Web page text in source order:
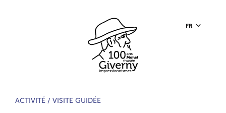
FR
Accueil du site
TYPE D’ACTIVITÉ :
ACTIVITÉ /VISITE GUIDÉE